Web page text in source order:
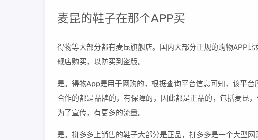
麦昆的鞋子在那个APP买
得物等大部分都有麦昆旗舰店。国内大部分正规的购物APP
舰店购买，以防买到盗版。
是。得物App是用于网购的，根据查询平台信息可知，该平
合作的都是品牌的，有保障的，因此都是正品的，包括麦昆
为了宣传，有更多的流量。
是。拼多多上销售的鞋子大部分是正品，拼多多是一个大型